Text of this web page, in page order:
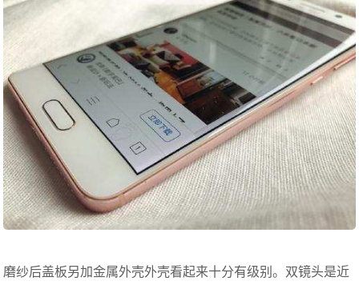
磨纱后盖板另加金属外壳外壳看起来十分有级别。双镜头是近